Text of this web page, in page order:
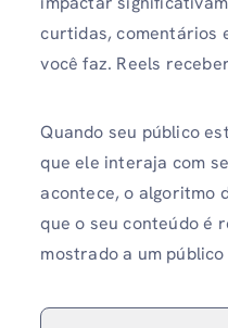
curtidas, comentários
você faz. Reels
Quando seu público
que ele interaja com
acontece, o algoritmo
que o seu conteúdo é
mostrado a um